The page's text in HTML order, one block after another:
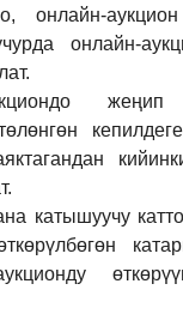
онлайн-
онлайн-
катышуучу
бөгөн